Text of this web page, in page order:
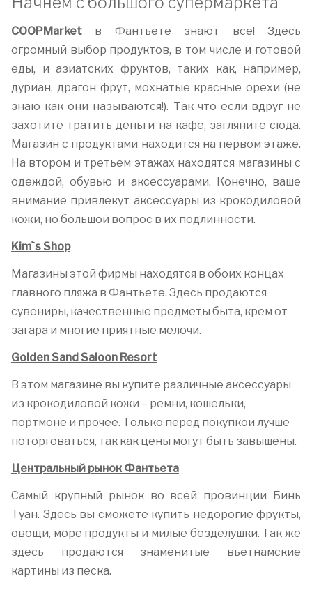
COOPMarket
в Фантьете знают все! Здесь
огромный выбор продуктов, в том числе и готовой
еды, и азиатских фруктов, таких как, например,
дуриан, драгон фрут, мохнатые красные орехи (не
знаю как они называются!). Так что если вдруг не
захотите тратить деньги на кафе, загляните сюда.
Магазин с продуктами находится на первом этаже.
На втором и третьем этажах находятся магазины с
одеждой, обувью и аксессуарами. Конечно, ваше
внимание привлекут аксессуары из крокодиловой
кожи, но большой вопрос в их подлинности.
Kim`s Shop
Магазины этой фирмы находятся в обоих концах
главного пляжа в Фантьете. Здесь продаются
сувениры, качественные предметы быта, крем от
загара и многие приятные мелочи.
Golden Sand Saloon Resort
В этом магазине вы купите различные аксессуары
из крокодиловой кожи – ремни, кошельки,
портмоне и прочее. Только перед покупкой лучше
поторговаться, так как цены могут быть завышены.
Центральный рынок Фантьета
Самый крупный рынок во всей провинции Бинь
Туан. Здесь вы сможете купить недорогие фрукты,
овощи, море продукты и милые безделушки. Так же
здесь продаются знаменитые вьетнамские
картины из песка.